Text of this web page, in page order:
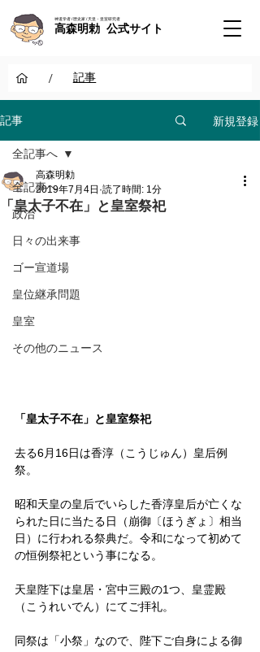
神道学者 / 歴史家 / 天皇・皇室研究者
高森明勅 公式サイト
/ 記事
記事 新規登録
全記事へ
政治
日々の出来事
ゴー宣道場
皇位継承問題
皇室
その他のニュース
全記事へ
「皇太子不在」と皇室祭祀
高森明勅
2019年7月4日 読了時間: 1分
「皇太子不在」と皇室祭祀
去る6月16日は香淳（こうじゅん）皇后例
祭。
昭和天皇の皇后でいらした香淳皇后が亡くな
られた日に当たる日（崩御〔ほうぎょ〕相当
日）に行われる祭典だ。令和になって初めて
の恒例祭祀という事になる。
天皇陛下は皇居・宮中三殿の1つ、皇霊殿
（こうれいでん）にてご拝礼。
同祭は「小祭」なので、陛下ご自身による御